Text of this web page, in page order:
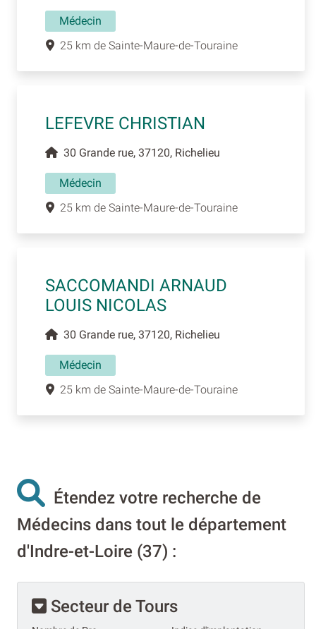
Médecin
25 km de Sainte-Maure-de-Touraine
LEFEVRE CHRISTIAN
30 Grande rue, 37120, Richelieu
Médecin
25 km de Sainte-Maure-de-Touraine
SACCOMANDI ARNAUD
LOUIS NICOLAS
30 Grande rue, 37120, Richelieu
Médecin
25 km de Sainte-Maure-de-Touraine
Étendez votre recherche de
Médecins dans tout le département
d'Indre-et-Loire (37) :
Secteur de Tours